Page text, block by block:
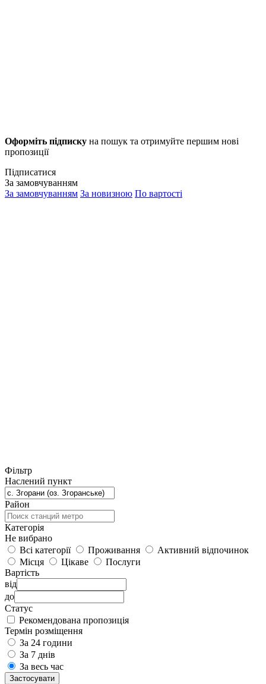
Оформіть підписку на пошук та отримуйте першим нові
пропозиції
Підписатися
За замовчуванням
За замовчуванням За новизною По вартості
Фільтр
Наслений пункт
Район
Категорія
Не вибрано
Всі категорії
Проживання
Активний відпочинок
Місця
Цікаве
Послуги
Вартість
від
до
Статус
Рекомендована пропозиція
Термін розміщення
За 24 години
За 7 днів
За весь час
Застосувати